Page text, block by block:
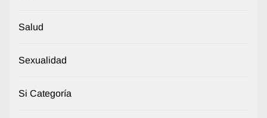
Salud
Sexualidad
Si Categoría